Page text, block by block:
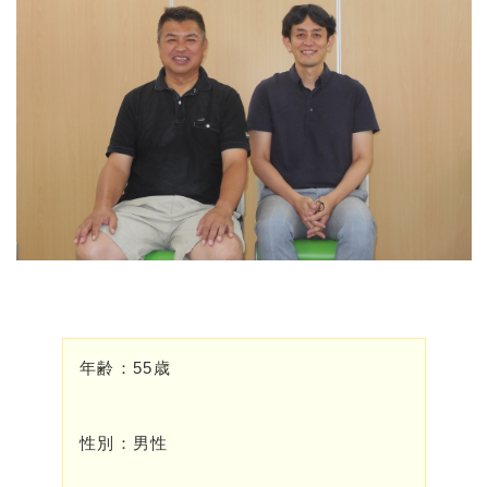
年齢：55歳
性別：男性